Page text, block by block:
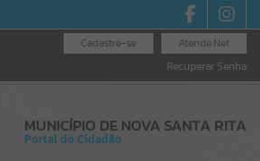
Atende.Net
Cadastre-se
Recuperar Senha
MUNICÍPIO DE NOVA SANTA RITA
Portal do Cidadão